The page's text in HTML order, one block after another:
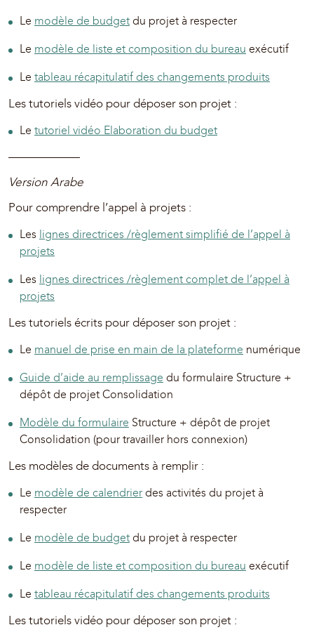
Le modèle de budget du projet à respecter
Le modèle de liste et composition du bureau exécutif
Le tableau récapitulatif des changements produits
Les tutoriels vidéo pour déposer son projet :
Le tutoriel vidéo Elaboration du budget
——————
Version Arabe
Pour comprendre l’appel à projets :
Les lignes directrices /règlement simplifié de l’appel à
projets
Les lignes directrices /règlement complet de l’appel à
projets
Les tutoriels écrits pour déposer son projet :
Le manuel de prise en main de la plateforme numérique
Guide d’aide au remplissage du formulaire Structure +
dépôt de projet Consolidation
Modèle du formulaire Structure + dépôt de projet
Consolidation (pour travailler hors connexion)
Les modèles de documents à remplir :
Le modèle de calendrier des activités du projet à
respecter
Le modèle de budget du projet à respecter
Le modèle de liste et composition du bureau exécutif
Le tableau récapitulatif des changements produits
Les tutoriels vidéo pour déposer son projet :